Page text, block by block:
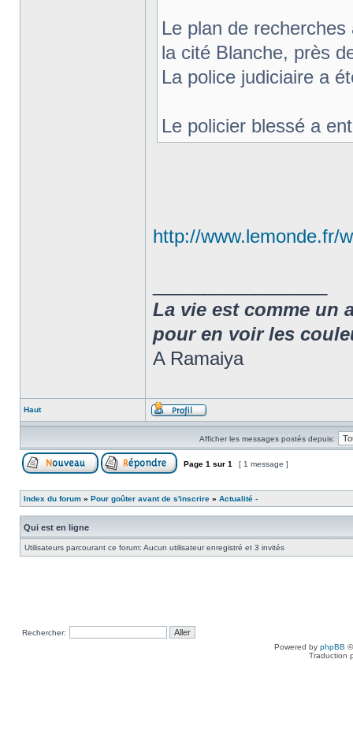
Le plan de
la cité Blanche, près
La police judiciaire a
Le policier blessé a
http://www.lemonde.fr/
La vie est comme un
pour en voir les
A Ramaiya
Haut
Afficher les messages postés depuis:
Page 1 sur 1 [ 1 message ]
Index du forum » Pour goûter avant de s'inscrire » Actualité -
Qui est en ligne
Utilisateurs parcourant ce forum: Aucun utilisateur enregistré et 3 invités
Rechercher:
Powered by phpBB
Traduction